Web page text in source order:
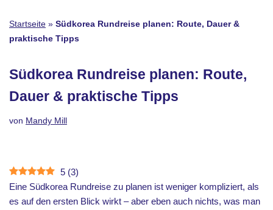
Startseite » Südkorea Rundreise planen: Route, Dauer &
praktische Tipps
Südkorea Rundreise planen: Route,
Dauer & praktische Tipps
von Mandy Mill
5 (3)
Eine Südkorea Rundreise zu planen ist weniger kompliziert, als
es auf den ersten Blick wirkt – aber eben auch nichts, was man